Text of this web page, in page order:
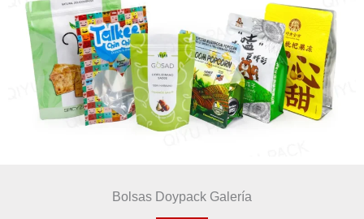
Bolsas Doypack Galería